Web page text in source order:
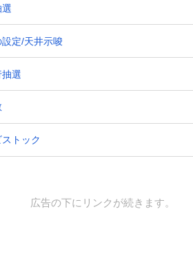
定/天井示唆
選
トック
広告の下にリンクが続きます。